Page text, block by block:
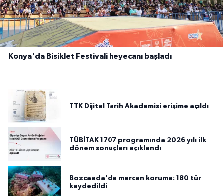
Konya'da Bisiklet Festivali heyecanı başladı
TTK Dijital Tarih Akademisi erişime açıldı
TÜBİTAK 1707 programında 2026 yılı ilk
dönem sonuçları açıklandı
Bozcaada'da mercan koruma: 180 tür
kaydedildi